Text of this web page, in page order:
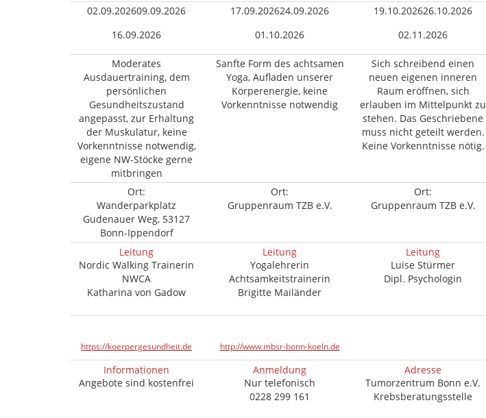
02.09.202609.09.2026
16.09.2026
17.09.202624.09.2026
01.10.2026
19.10.202626.10.2026
02.11.2026
Moderates
Ausdauertraining, dem
persönlichen
Gesundheitszustand
angepasst, zur Erhaltung
der Muskulatur, keine
Vorkenntnisse notwendig,
eigene NW-Stöcke gerne
mitbringen
Sanfte Form des achtsamen
Yoga, Aufladen unserer
Körperenergie, keine
Vorkenntnisse notwendig
Sich schreibend einen
neuen eigenen inneren
Raum eröffnen, sich
erlauben im Mittelpunkt zu
stehen. Das Geschriebene
muss nicht geteilt werden.
Keine Vorkenntnisse nötig.
Ort:
Wanderparkplatz
Gudenauer Weg, 53127
Bonn-Ippendorf
Ort:
Gruppenraum TZB e.V.
Ort:
Gruppenraum TZB e.V.
Leitung
Nordic Walking Trainerin
NWCA
Katharina von Gadow
Leitung
Yogalehrerin
Achtsamkeitstrainerin
Brigitte Mailänder
Leitung
Luise Stürmer
Dipl. Psychologin
https://koerpergesundheit.de http://www.mbsr-bonn-koeln.de
Informationen
Angebote sind kostenfrei
Anmeldung
Nur telefonisch
0228 299 161
Adresse
Tumorzentrum Bonn e.V.
Krebsberatungsstelle